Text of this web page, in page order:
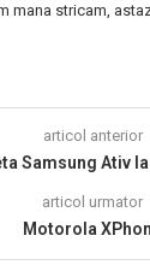
mana stricam,
articol anterior
Samsung Ativ
articol urmator
Motorola